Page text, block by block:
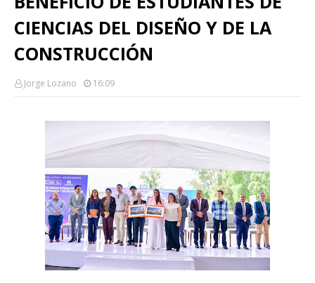
CIENCIAS DEL DISEÑO Y DE LA
CONSTRUCCIÓN
Jorge Lozano 16:09